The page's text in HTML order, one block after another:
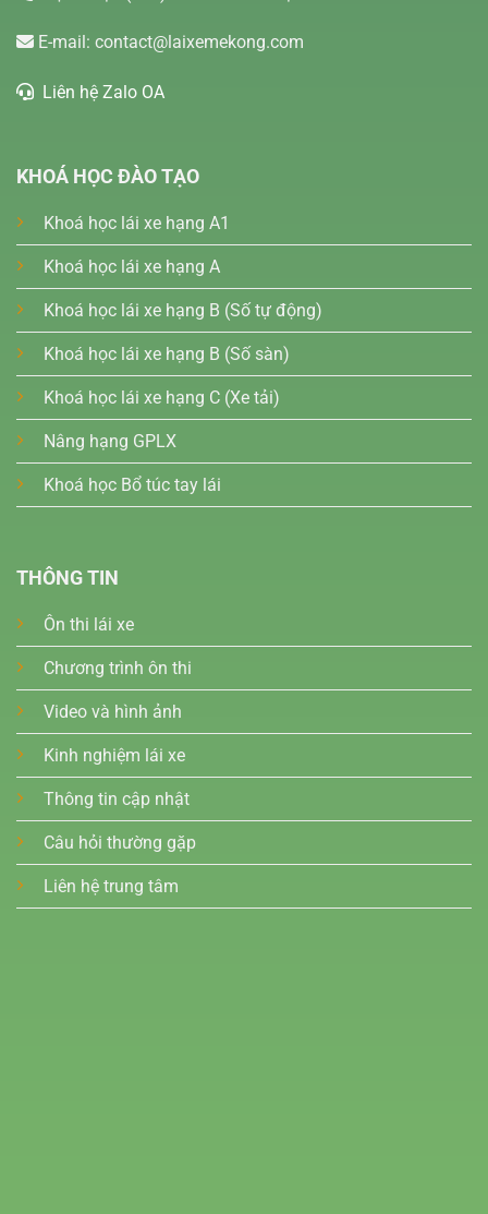
E-mail: contact@laixemekong.com
Liên hệ Zalo OA
KHOÁ HỌC ĐÀO TẠO
Khoá học lái xe hạng A1
Khoá học lái xe hạng A
Khoá học lái xe hạng B (Số tự động)
Khoá học lái xe hạng B (Số sàn)
Khoá học lái xe hạng C (Xe tải)
Nâng hạng GPLX
Khoá học Bổ túc tay lái
THÔNG TIN
Ôn thi lái xe
Chương trình ôn thi
Video và hình ảnh
Kinh nghiệm lái xe
Thông tin cập nhật
Câu hỏi thường gặp
Liên hệ trung tâm